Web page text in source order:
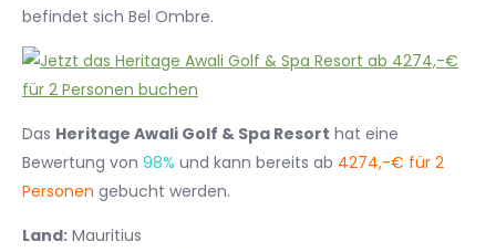
befindet sich Bel Ombre.
Das Heritage Awali Golf & Spa Resort hat eine
Bewertung von 98% und kann bereits ab 4274,-€ für 2
Personen gebucht werden.
Land: Mauritius